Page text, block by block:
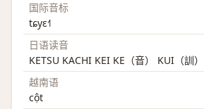
国际音标
tɕyɛ˧˥
日语读音
KETSU KACHI KEI KE（音） KUI（訓）
越南语
cột